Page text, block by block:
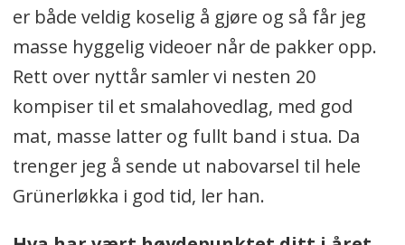
er både veldig koselig å gjøre og så får jeg
masse hyggelig videoer når de pakker opp.
Rett over nyttår samler vi nesten 20
kompiser til et smalahovedlag, med god
mat, masse latter og fullt band i stua. Da
trenger jeg å sende ut nabovarsel til hele
Grünerløkka i god tid, ler han.